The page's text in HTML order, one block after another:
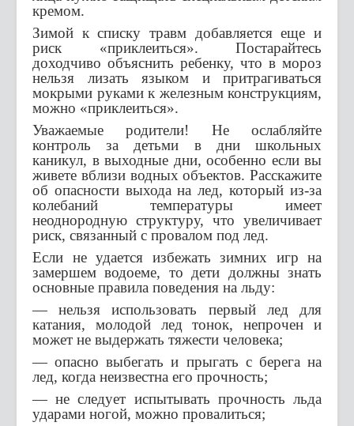
кремом.
Зимой к списку травм добавляется еще и
риск «приклеиться». Постарайтесь
доходчиво объяснить ребенку, что в мороз
нельзя лизать языком и притрагиваться
мокрыми руками к железным конструкциям,
можно «приклеиться».
Уважаемые родители! Не ослабляйте
контроль за детьми в дни школьных
каникул, в выходные дни, особенно если вы
живете вблизи водных объектов. Расскажите
об опасности выхода на лед, который из-за
колебаний температуры имеет
неоднородную структуру, что увеличивает
риск, связанный с провалом под лед.
Если не удается избежать зимних игр на
замершем водоеме, то дети должны знать
основные правила поведения на льду:
— нельзя использовать первый лед для
катания, молодой лед тонок, непрочен и
может не выдержать тяжести человека;
— опасно выбегать и прыгать с берега на
лед, когда неизвестна его прочность;
— не следует испытывать прочность льда
ударами ногой, можно провалиться;